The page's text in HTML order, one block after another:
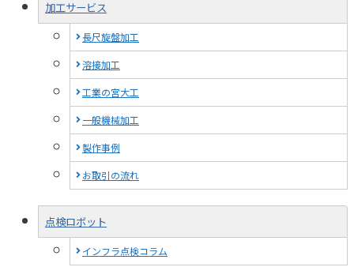
加工サービス
長尺旋盤加工
溶接加工
工業の宮大工
一般機械加工
製作事例
お取引の流れ
点検ロボット
インフラ点検コラム